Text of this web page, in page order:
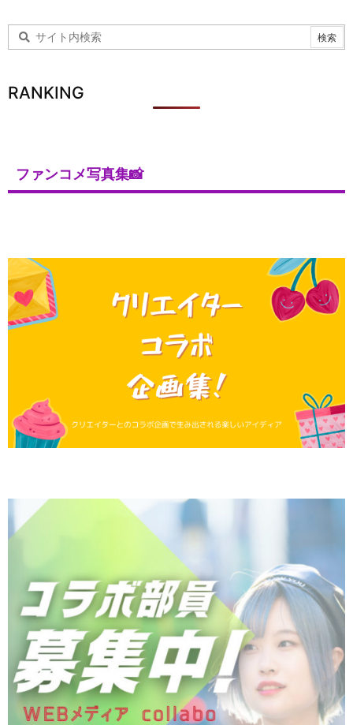
RANKING
ファンコメ写真集📸